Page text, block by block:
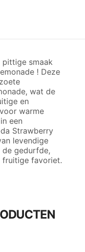
smaak
! Deze
wat de
en
warme
een
Strawberry
levendige
de gedurfde,
fruitige favoriet.